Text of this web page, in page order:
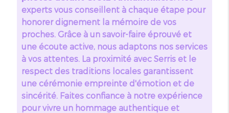
experts vous conseillent à chaque étape pour
honorer dignement la mémoire de vos
proches. Grâce à un savoir-faire éprouvé et
une écoute active, nous adaptons nos services
à vos attentes. La proximité avec Serris et le
respect des traditions locales garantissent
une cérémonie empreinte d'émotion et de
sincérité. Faites confiance à notre expérience
pour vivre un hommage authentique et